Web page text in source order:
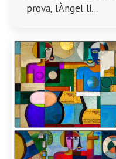
prova, l’Àngel li…